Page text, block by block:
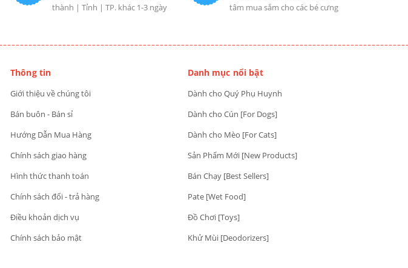
thành | Tỉnh | TP. khác 1-3 ngày
tâm mua sắm cho các bé cưng
Thông tin
Giới thiệu về chúng tôi
Bán buôn - Bán sỉ
Hướng Dẫn Mua Hàng
Chính sách giao hàng
Hình thức thanh toán
Chính sách đổi - trả hàng
Điều khoản dịch vụ
Chính sách bảo mật
Danh mục nổi bật
Dành cho Quý Phụ Huynh
Dành cho Cún [For Dogs]
Dành cho Mèo [For Cats]
Sản Phẩm Mới [New Products]
Bán Chạy [Best Sellers]
Pate [Wet Food]
Đồ Chơi [Toys]
Khử Mùi [Deodorizers]